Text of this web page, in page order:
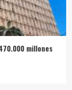
millones